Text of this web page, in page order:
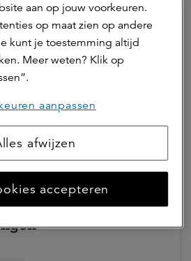
moet
naar
aan op jouw voorkeuren.
op maat zien op andere
kunt je toestemming altijd
Meer weten? Klik op
aanpassen
afwijzen
accepteren